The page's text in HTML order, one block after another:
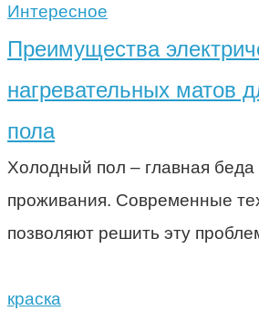
Интересное
Преимущества
нагревательных матов
пола
Холодный пол – главная
проживания. Современные
позволяют решить эту
краска